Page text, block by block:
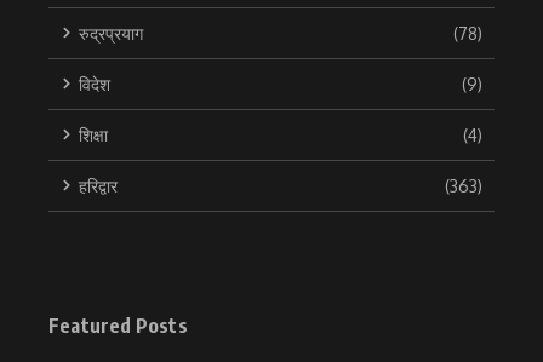
रुद्रप्रयाग (78)
विदेश (9)
शिक्षा (4)
हरिद्वार (363)
Featured Posts